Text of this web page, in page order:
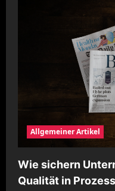
Allgemeiner Artikel
Wie sichern
Qualität in